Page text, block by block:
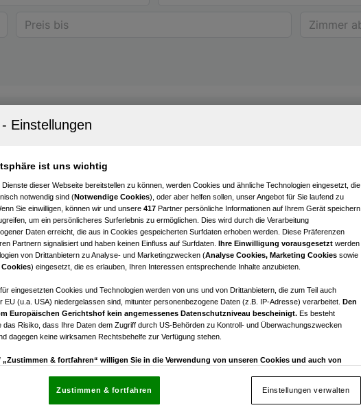
Neubau !! Büro, Praxis, Therapie, Kanzlei uvm. ab SOFORT zu
3
Zimmer
€ 1.403,00
Nettomiete
ist uns wichtig
Dienste dieser Webseite bereitstellen zu können, werden Cookies und ähnliche Technologien eingesetzt, die
notwendig sind (Notwendige Cookies), oder aber helfen sollen, unser Angebot für Sie laufend zu
Sie einwilligen, können wir und unsere 417 Partner persönliche Informationen auf Ihrem Gerät speichern
um ein persönlicheres Surferlebnis zu ermöglichen. Dies wird durch die Verarbeitung
Daten erreicht, die aus in Cookies gespeicherten Surfdaten erhoben werden. Diese Präferenzen
Partnern signalisiert und haben keinen Einfluss auf Surfdaten. Ihre Einwilligung vorausgesetzt werden
von Drittanbietern zu Analyse- und Marketingzwecken (Analyse Cookies, Marketing Cookies sowie
) eingesetzt, die es erlauben, Ihren Interessen entsprechende Inhalte anzubieten.
eingesetzten Cookies und Technologien werden von uns und von Drittanbietern, die zum Teil auch
EU (u.a. USA) niedergelassen sind, mitunter personenbezogene Daten (z.B. IP-Adresse) verarbeitet. Den
Europäischen Gerichtshof kein angemessenes Datenschutzniveau bescheinigt. Es besteht
das Risiko, dass Ihre Daten dem Zugriff durch US-Behörden zu Kontroll- und Überwachungszwecken
dagegen keine wirksamen Rechtsbehelfe zur Verfügung stehen.
„Zustimmen & fortfahren“ willigen Sie in die Verwendung von unseren Cookies und auch von
die sich auf jeder Seite unten im Footer befinden.
Einstellungen verwalten
Zustimmen & fortfahren